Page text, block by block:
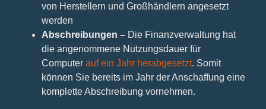
von Herstellern und Großhändlern angesetzt
werden
Abschreibungen – Die Finanzverwaltung hat
die angenommene Nutzungsdauer für
Computer auf ein Jahr herabgesetzt. Somit
können Sie bereits im Jahr der Anschaffung eine
komplette Abschreibung vornehmen.